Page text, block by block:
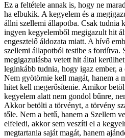
Ez a feltétele annak is, hogy ne
ha elbukik. A kegyelem és a
állni szellemi állapotba. Csak tudnia
ingyen kegyelemből megigazult hit
engesztelő áldozata miatt. A hívő
szellemi állapotból testibe s fordítva.
megigazulásba vetett hit által
leginkább tudnia, hogy igaz ember,
Nem gyötörnie kell magát, hanem a
hitet kell megerősítenie. Amikor
kegyelem alatt nem gondol bűnre,
Akkor betölti a törvényt, a törvény
tőle. Nem a betű, hanem a Szellem
elfeledi, akkor sem veszíti el a
megtartania saját magát, hanem